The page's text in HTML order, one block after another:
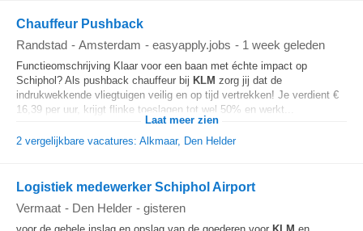
Chauffeur Pushback
Randstad - Amsterdam - easyapply.jobs - 1 week geleden
Functieomschrijving Klaar voor een baan met échte impact op
Schiphol? Als pushback chauffeur bij KLM zorg jij dat de
indrukwekkende vliegtuigen veilig en op tijd vertrekken! Je verdient €
16,39 per uur, krijgt flinke toeslagen tot wel 50% en werkt...
Laat meer zien
2 vergelijkbare vacatures: Alkmaar, Den Helder
Logistiek medewerker Schiphol Airport
Vermaat - Den Helder - gisteren